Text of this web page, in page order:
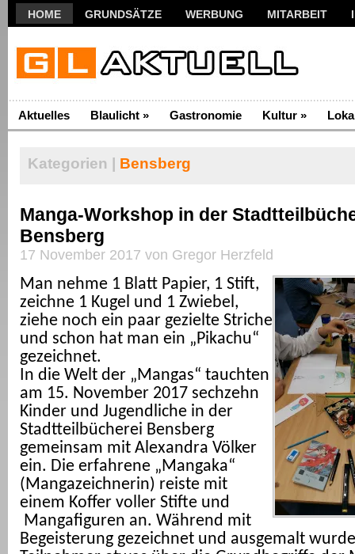
HOME GRUNDSÄTZE WERBUNG MITARBEIT
Aktuelles Blaulicht » Gastronomie Kultur »
Kategorien | Bensberg
Manga-Workshop in der
Bensberg
17 November 2017 von Gregor Herzfeld
Man nehme 1 Blatt Papier, 1 Stift,
zeichne 1 Kugel und 1 Zwiebel,
ziehe noch ein paar gezielte Striche
und schon hat man ein „Pikachu“
gezeichnet.
In die Welt der „Mangas“ tauchten
am 15. November 2017 sechzehn
Kinder und Jugendliche in der
Stadtteilbücherei Bensberg
gemeinsam mit Alexandra Völker
ein. Die erfahrene „Mangaka“
(Mangazeichnerin) reiste mit
einem Koffer voller Stifte und
Mangafiguren an. Während mit
Begeisterung gezeichnet und ausgemalt